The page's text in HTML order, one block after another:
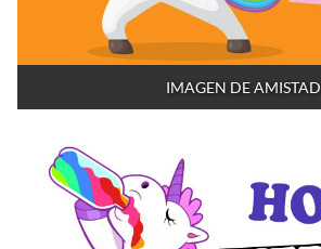
IMAGEN DE AMISTAD